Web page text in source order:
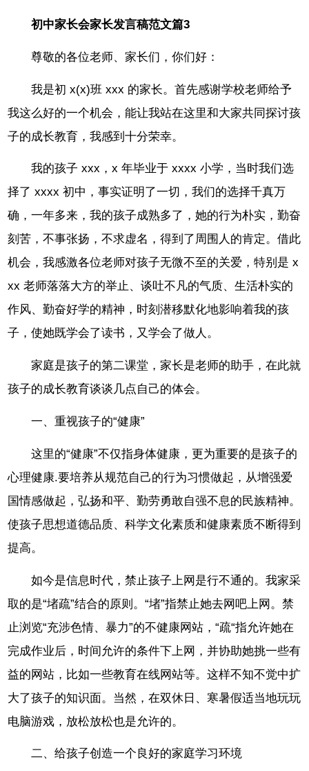
初中家长会家长发言稿范文篇3
尊敬的各位老师、家长们，你们好：
我是初 x(x)班 xxx 的家长。首先感谢学校老师给予
我这么好的一个机会，能让我站在这里和大家共同探讨孩
子的成长教育，我感到十分荣幸。
我的孩子 xxx，x 年毕业于 xxxx 小学，当时我们选
择了 xxxx 初中，事实证明了一切，我们的选择千真万
确，一年多来，我的孩子成熟多了，她的行为朴实，勤奋
刻苦，不事张扬，不求虚名，得到了周围人的肯定。借此
机会，我感激各位老师对孩子无微不至的关爱，特别是 x
xx 老师落落大方的举止、谈吐不凡的气质、生活朴实的
作风、勤奋好学的精神，时刻潜移默化地影响着我的孩
子，使她既学会了读书，又学会了做人。
家庭是孩子的第二课堂，家长是老师的助手，在此就
孩子的成长教育谈谈几点自己的体会。
一、重视孩子的“健康”
这里的“健康”不仅指身体健康，更为重要的是孩子的
心理健康.要培养从规范自己的行为习惯做起，从增强爱
国情感做起，弘扬和平、勤劳勇敢自强不息的民族精神。
使孩子思想道德品质、科学文化素质和健康素质不断得到
提高。
如今是信息时代，禁止孩子上网是行不通的。我家采
取的是“堵疏”结合的原则。“堵”指禁止她去网吧上网。禁
止浏览“充涉色情、暴力”的不健康网站，“疏“指允许她在
完成作业后，时间允许的条件下上网，并协助她挑一些有
益的网站，比如一些教育在线网站等。这样不知不觉中扩
大了孩子的知识面。当然，在双休日、寒暑假适当地玩玩
电脑游戏，放松放松也是允许的。
二、给孩子创造一个良好的家庭学习环境